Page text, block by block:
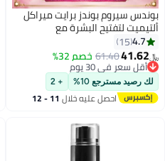
بوندس سيروم بوندز برايت ميراكل
ألتيميت لتفتيح البشرة مع
نياسورسينول، أفضل 30 مرة من
فيتامين سي | 15 مل
4.7
15
﷼‏41.62
61.40خصم 32%
أقل سعر في 30 يوم
أقل سعر في 30 يوم
لك رصيد مسترجع 10% + 2
احصل عليه خلال 11 - 12